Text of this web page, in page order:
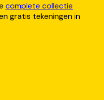
complete collectie
gratis tekeningen in